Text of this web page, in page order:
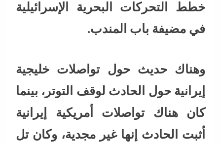
خطط التحركات البحرية الإسرائيلية
في مضيفة باب المندب.
وهناك حديث حول تواصلات خليجية
إيرانية حول الحادث لوقف التوتر، بينما
كان هناك تواصلات أمريكية إيرانية
أثبت الحادث إنها غير مجدية، وكان تل